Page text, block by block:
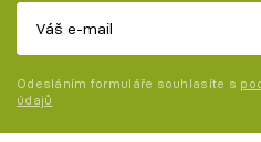
Odesláním formuláře souhlasíte s
údajů